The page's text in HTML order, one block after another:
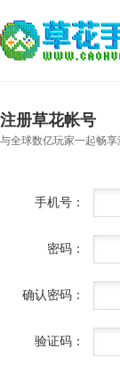
注册草花帐号
与全球数亿玩家一起畅享
手机号：
密码：
确认密码：
验证码：